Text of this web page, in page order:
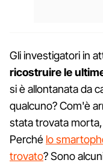
Gli investigatori in
ricostruire le
si è allontanata da
qualcuno? Com'è
stata trovata
Perché lo
trovato? Sono